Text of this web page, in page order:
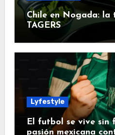
Chile en Nogada: la
TAGERS
Lyfestyle
El futbol se vive sin
pasión mexicana